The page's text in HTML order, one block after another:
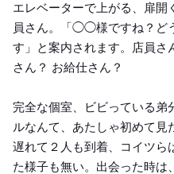
エレベーターで上がる、扉開
員さん。「◯◯様ですね？ど
す」と案内されます。店員さ
さん？ お給仕さん？
完全な個室、ビビっている
ルなんて、あたしゃ初めて見
遅れて２人も到着、コイツら
た様子も無い。出会った時